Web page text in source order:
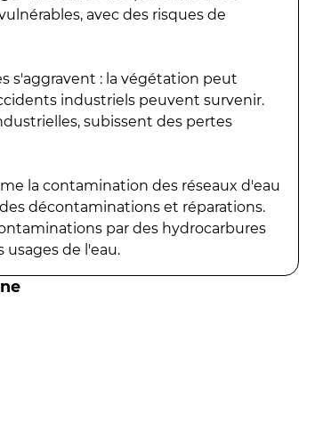
avec des risques de
s'aggravent : la végétation peut
industriels peuvent survenir.
subissent des pertes
la contamination des réseaux d'eau
décontaminations et réparations.
par des hydrocarbures
usages de l'eau.